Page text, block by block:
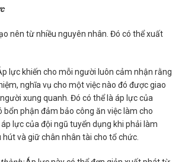
nên từ nhiều nguyên nhân. Đó có thể xuất
lực khiến cho mỗi người luôn cảm nhận rằng
nghĩa vụ cho một việc nào đó được giao
xung quanh. Đó có thể là áp lực của
bổn phận đảm bảo công ăn việc làm cho
lực của đội ngũ tuyển dụng khi phải làm
và giữ chân nhân tài cho tổ chức.